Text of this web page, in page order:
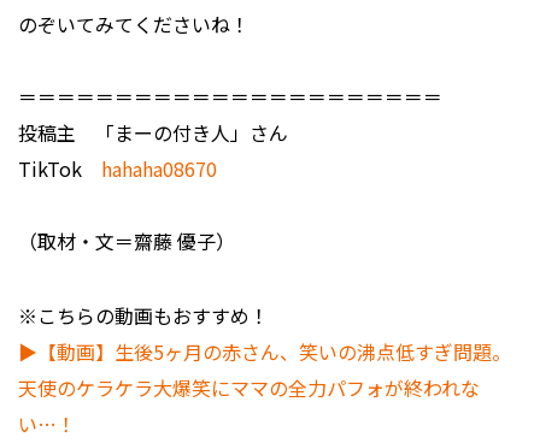
のぞいてみてくださいね！
＝＝＝＝＝＝＝＝＝＝＝＝＝＝＝＝＝＝＝＝＝＝
投稿主 「まーの付き人」さん
TikTok hahaha08670
（取材・文＝齋藤 優子）
※こちらの動画もおすすめ！
▶【動画】生後5ヶ月の赤さん、笑いの沸点低すぎ問題。
天使のケラケラ大爆笑にママの全力パフォが終われな
い…！